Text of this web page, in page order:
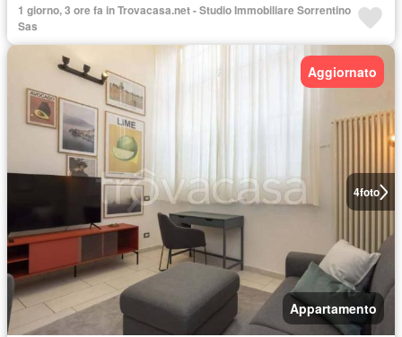
1 giorno, 3 ore fa in Trovacasa.net - Studio Immobiliare Sorrentino
Sas
4foto
Aggiornato
Appartamento